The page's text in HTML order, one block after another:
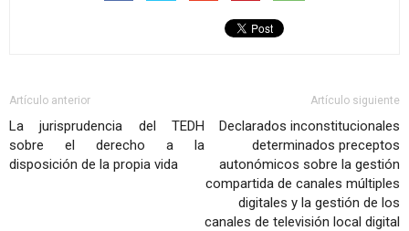
Artículo anterior
La jurisprudencia del TEDH
sobre el derecho a la
disposición de la propia vida
Artículo siguiente
Declarados inconstitucionales
determinados preceptos
autonómicos sobre la gestión
compartida de canales múltiples
digitales y la gestión de los
canales de televisión local digital